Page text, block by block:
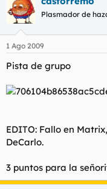
Plasmador de
1 Ago 2009
Pista de grupo
EDITO: Fallo en
DeCarlo.
3 puntos para la